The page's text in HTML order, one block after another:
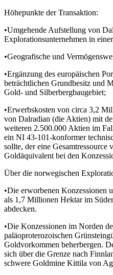
Höhepunkte der Transaktion:
•Umgehende Aufstellung von
Explorationsunternehmen in
•Geografische und
•Ergänzung des europäischen
beträchtlichen Grundbesitz und
Gold- und Silberbergbaugebiet;
•Erwerbskosten von circa 3,2
von Dalradian (die Aktien) mit
weiteren 2.500.000 Aktien im
ein NI 43-101-konformer
sollte, der eine
Goldäquivalent bei den
Über die norwegischen
•Die erworbenen Konzessionen
als 1,7 Millionen Hektar im
abdecken.
•Die Konzessionen im Norden
paläoproterozoischen
Goldvorkommen beherbergen.
sich über die Grenze nach
schwere Goldmine Kittila von